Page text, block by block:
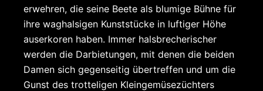
erwehren, die seine Beete als blumige Bühne für
ihre waghalsigen Kunststücke in luftiger Höhe
auserkoren haben. Immer halsbrecherischer
werden die Darbietungen, mit denen die beiden
Damen sich gegenseitig übertreffen und um die
Gunst des trotteligen Kleingemüsezüchters